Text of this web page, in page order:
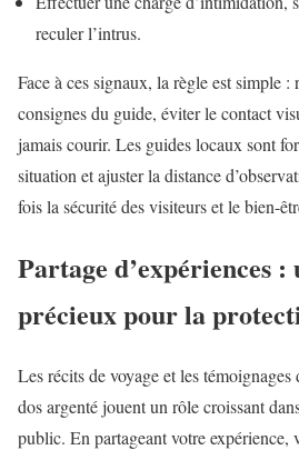
reculer l’intrus.
Face à ces signaux, la règle est simple :
consignes du guide, éviter le contact
jamais courir. Les guides locaux sont
situation et ajuster la distance
fois la sécurité des visiteurs et le bien-
Partage d’expériences
précieux pour la
Les récits de voyage et les
dos argenté jouent un rôle croissant
public. En partageant votre expérience,